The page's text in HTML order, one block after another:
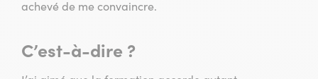
achevé de me convaincre.
C’est-à-dire ?